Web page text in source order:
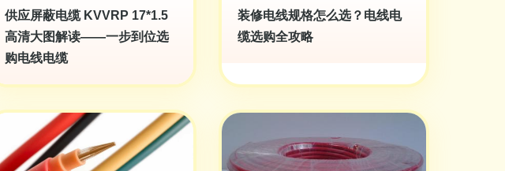
供应屏蔽电缆 KVVRP 17*1.5
高清大图解读——一步到位选
购电线电缆
装修电线规格怎么选？电线电
缆选购全攻略